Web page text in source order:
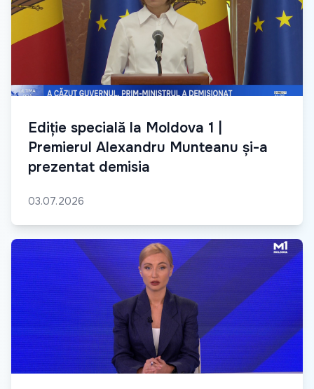
Ediție specială la Moldova 1 |
Premierul Alexandru Munteanu și-a
prezentat demisia
03.07.2026